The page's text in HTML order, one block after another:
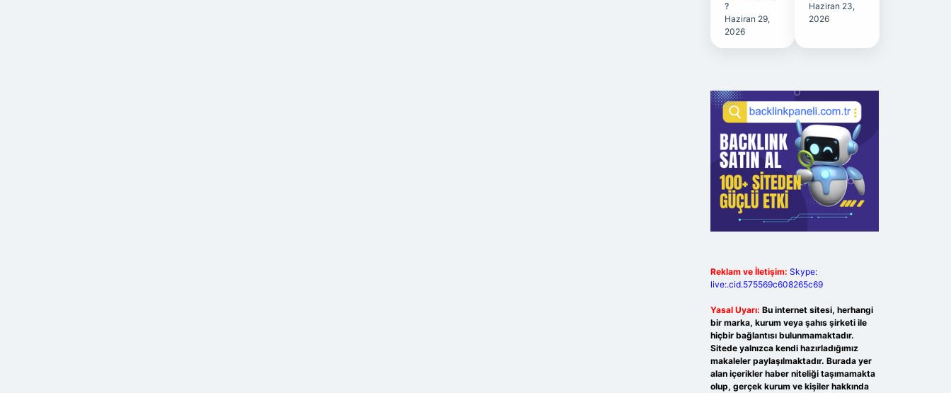
?
Haziran 29,
2026
Haziran 23,
2026
Reklam ve İletişim: Skype:
live:.cid.575569c608265c69
Yasal Uyarı: Bu internet sitesi, herhangi
bir marka, kurum veya şahıs şirketi ile
hiçbir bağlantısı bulunmamaktadır.
Sitede yalnızca kendi hazırladığımız
makaleler paylaşılmaktadır. Burada yer
alan içerikler haber niteliği taşımamakta
olup, gerçek kurum ve kişiler hakkında